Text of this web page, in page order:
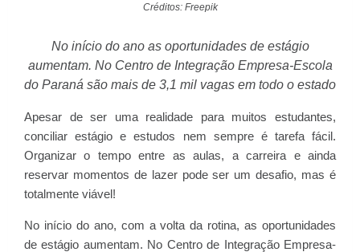
Créditos: Freepik
No início do ano as oportunidades de estágio
aumentam. No Centro de Integração Empresa-Escola
do Paraná são mais de 3,1 mil vagas em todo o estado
Apesar de ser uma realidade para muitos estudantes,
conciliar estágio e estudos nem sempre é tarefa fácil.
Organizar o tempo entre as aulas, a carreira e ainda
reservar momentos de lazer pode ser um desafio, mas é
totalmente viável!
No início do ano, com a volta da rotina, as oportunidades
de estágio aumentam. No Centro de Integração Empresa-